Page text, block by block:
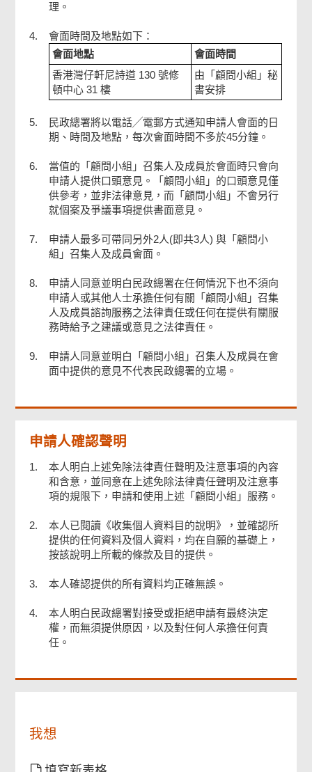
理。
4.
會面時間及地點如下：
會面地點
會面時間
香港灣仔軒尼詩道 130 號修
頓中心 31 樓
由「顧問小組」秘
書安排
5.
民政總署將以電話╱電郵方式通知申請人會面的日
期、時間及地點，每次會面時間不多於45分鐘。
6.
當值的「顧問小組」召集人及成員於會面時只會向
申請人提供口頭意見。「顧問小組」的口頭意見僅
供參考，並非法律意見，而「顧問小組」不會另行
就個案及爭議事項提供書面意見。
7.
申請人最多可帶同另外2人(即共3人) 與「顧問小
組」召集人及成員會面。
8.
申請人同意並明白民政總署在任何情況下也不須向
申請人或其他人士承擔任何有關「顧問小組」召集
人及成員諮詢服務之法律責任或任何在提供有關服
務時給予之建議或意見之法律責任。
9.
申請人同意並明白「顧問小組」召集人及成員在會
面中提供的意見不代表民政總署的立場。
申請人確認聲明
1.本人明白上述免除法律責任聲明及注意事項的內容
和含意，並同意在上述免除法律責任聲明及注意事
項的規限下，申請和使用上述「顧問小組」服務。
2.本人已閱讀《收集個人資料目的說明》，並確認所
提供的任何資料及個人資料，均在自願的基礎上，
按該說明上所載的條款及目的提供。
3.本人確認提供的所有資料均正確無誤。
4.本人明白民政總署對接受或拒絕申請有最終決定
權，而無須提供原因，以及對任何人承擔任何責
任。
我想